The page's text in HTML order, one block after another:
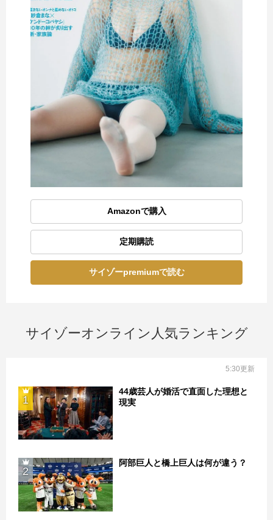
Amazonで購入
定期購読
サイゾーpremiumで読む
サイゾーオンライン人気ランキング
5:30更新
1
44歳芸人が婚活で直面した理想と
現実
2
阿部巨人と橋上巨人は何が違う？